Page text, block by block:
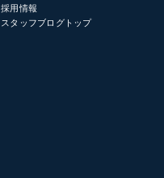
採用情報
スタッフブログトップ